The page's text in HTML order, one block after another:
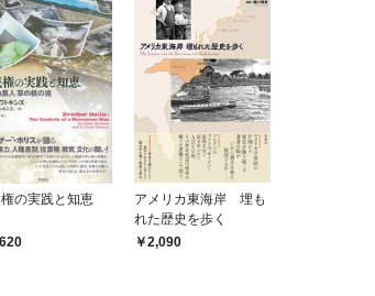
の実践と知恵
アメリカ東海岸 埋も
れた歴史を歩く
2,090